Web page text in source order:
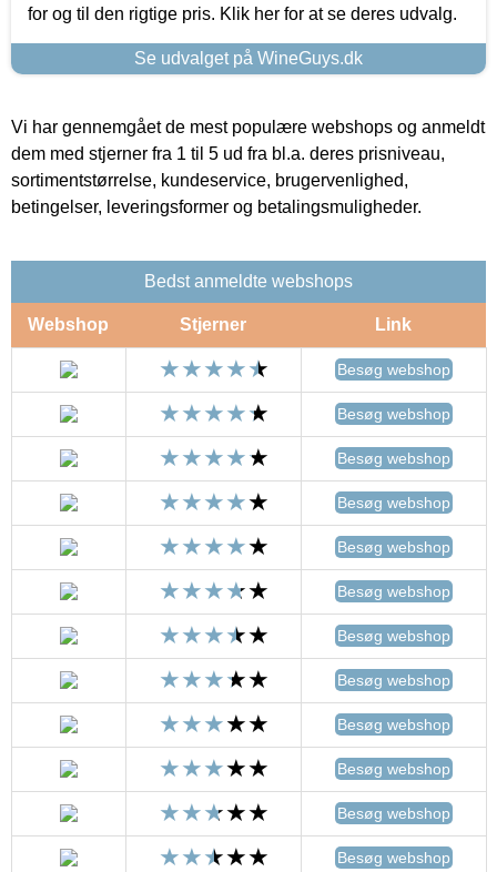
for og til den rigtige pris. Klik her for at se deres udvalg.
Se udvalget på WineGuys.dk
Vi har gennemgået de mest populære webshops og anmeldt
dem med stjerner fra 1 til 5 ud fra bl.a. deres prisniveau,
sortimentstørrelse, kundeservice, brugervenlighed,
betingelser, leveringsformer og betalingsmuligheder.
Bedst anmeldte webshops
Webshop Stjerner Link
Besøg webshop
Besøg webshop
Besøg webshop
Besøg webshop
Besøg webshop
Besøg webshop
Besøg webshop
Besøg webshop
Besøg webshop
Besøg webshop
Besøg webshop
Besøg webshop